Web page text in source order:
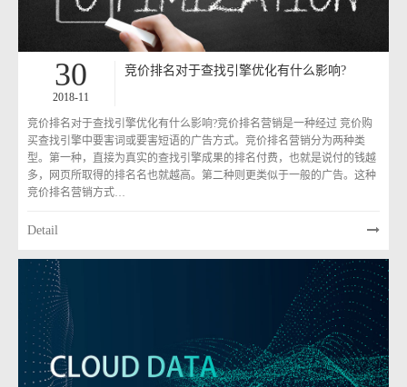
30
2018-11
竞价排名对于查找引擎优化有什么影响?
竞价排名对于查找引擎优化有什么影响?竞价排名营销是一种经过 竞价购
买查找引擎中要害词或要害短语的广告方式。竞价排名营销分为两种类
型。第一种，直接为真实的查找引擎成果的排名付费，也就是说付的钱越
多，网页所取得的排名名也就越高。第二种则更类似于一般的广告。这种
竞价排名营销方式…
Detail